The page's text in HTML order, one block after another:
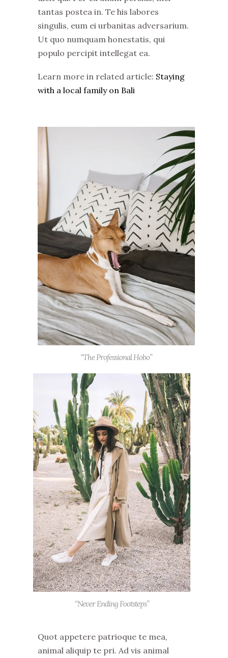
tantas postea in. Te his labores
singulis, eum ei urbanitas adversarium.
Ut quo numquam honestatis, qui
populo percipit intellegat ea.
Learn more in related article: Staying
with a local family on Bali
“The Professional Hobo”
“Never Ending Footsteps”
Quot appetere patrioque te mea,
animal aliquip te pri. Ad vis animal